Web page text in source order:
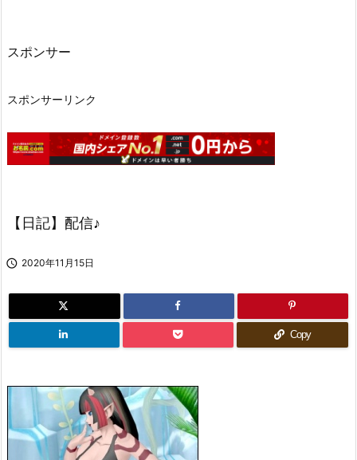
スポンサー
スポンサーリンク
【日記】配信♪
 2020年11月15日
Copy